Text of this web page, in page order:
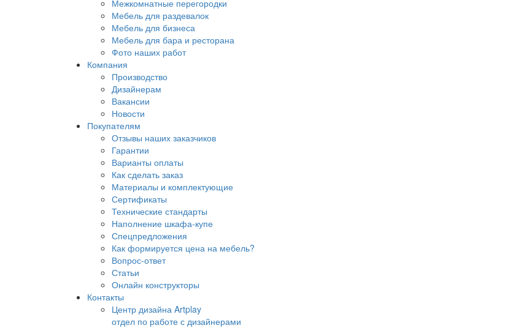
Межкомнатные перегородки
Мебель для раздевалок
Мебель для бизнеса
Мебель для бара и ресторана
Фото наших работ
Компания
Производство
Дизайнерам
Вакансии
Новости
Покупателям
Отзывы наших заказчиков
Гарантии
Варианты оплаты
Как сделать заказ
Материалы и комплектующие
Сертификаты
Технические стандарты
Наполнение шкафа-купе
Спецпредложения
Как формируется цена на мебель?
Вопрос-ответ
Статьи
Онлайн конструкторы
Контакты
Центр дизайна Artplay
отдел по работе с дизайнерами